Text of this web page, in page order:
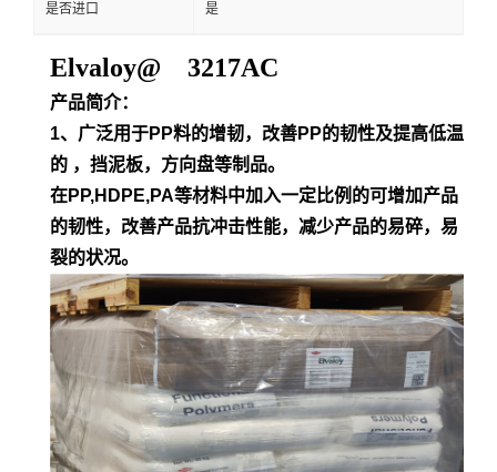
是否进口 是
Elvaloy@ 3217AC
产品简介：
1、广泛用于PP料的增韧，改善PP的韧性及提高低温
的 ，挡泥板，方向盘等制品。
在PP,HDPE,PA等材料中加入一定比例的可增加产品
的韧性，改善产品抗冲击性能，减少产品的易碎，易
裂的状况。